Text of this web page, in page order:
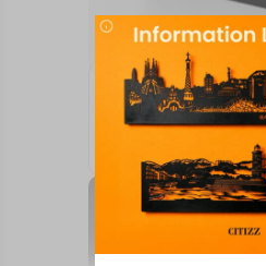
ARTS DE LA